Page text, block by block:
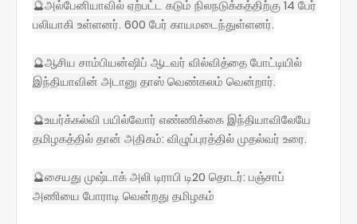
🔮அல்பேனியாவில் ஏற்பட்ட கடும் நிலநடுக்கத்திற்கு 14 பேர்
பலியாகி உள்ளனர். 600 பேர் காயமடைந்துள்ளனர்.
🔮ஆசிய சாம்பியன்ஷிப் ஆடவர் வில்வித்தை போட்டியில்
இந்தியாவின் அடானு தாஸ் வெண்கலம் வென்றார்.
🔮உயர்க்கல்வி பயில்வோர் எண்ணிக்கை இந்தியாவிலேயே
தமிழகத்தில் தான் அதிகம்: விழுப்புரத்தில் முதல்வர் உரை.
🔮சையது முஷ்டாக் அலி டிராபி டி20 தொடர்: பஞ்சாப்
அணியை போராடி வென்றது தமிழகம்